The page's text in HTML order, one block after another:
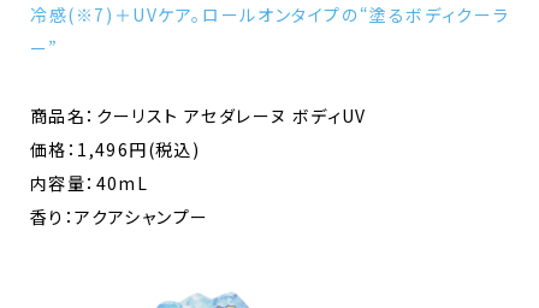
冷感(※7)＋UVケア。ロールオンタイプの“塗るボディクーラ
ー”
商品名：クーリスト アセダレーヌ ボディUV
価格：1,496円(税込)
内容量：40mL
香り：アクアシャンプー